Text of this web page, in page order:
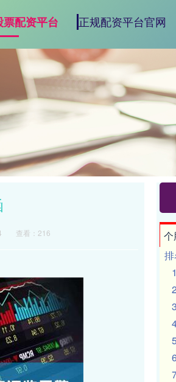
票配资平台 正规配资平台官网
查看：216 个
排
1
2
3